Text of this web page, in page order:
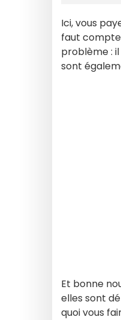
Ici, vous
faut
problème :
sont
Et bonne
elles sont
quoi vous